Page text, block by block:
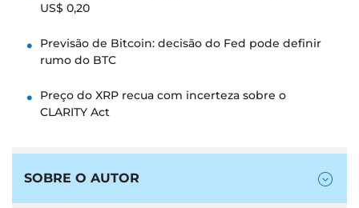
US$ 0,20
Previsão de Bitcoin: decisão do Fed pode definir
rumo do BTC
Preço do XRP recua com incerteza sobre o
CLARITY Act
SOBRE O AUTOR